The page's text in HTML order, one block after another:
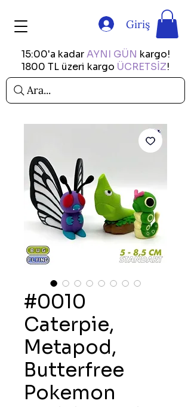
1800 TL üzeri kargo ÜCRETSİZ!
15:00'a kadar AYNI GÜN kargo!
Ara...
Giriş
#0010
Caterpie,
Metapod,
Butterfree
Pokemon